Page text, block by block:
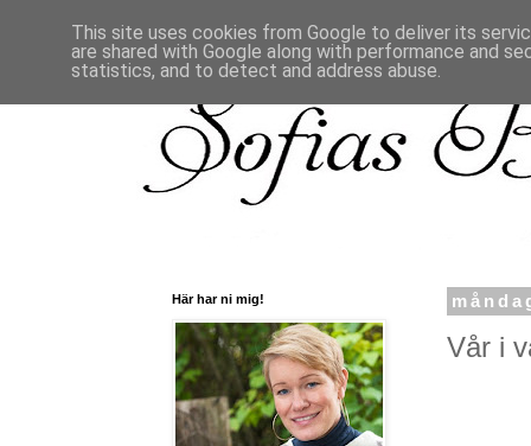
Vår i
Här har ni mig!
This site uses cookies from Google to deliver its
are shared with Google along with performance and
statistics, and to detect and address abuse.